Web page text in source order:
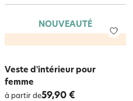
NOUVEAUTÉ
Veste d'intérieur pour
femme
à partir de59,90 €